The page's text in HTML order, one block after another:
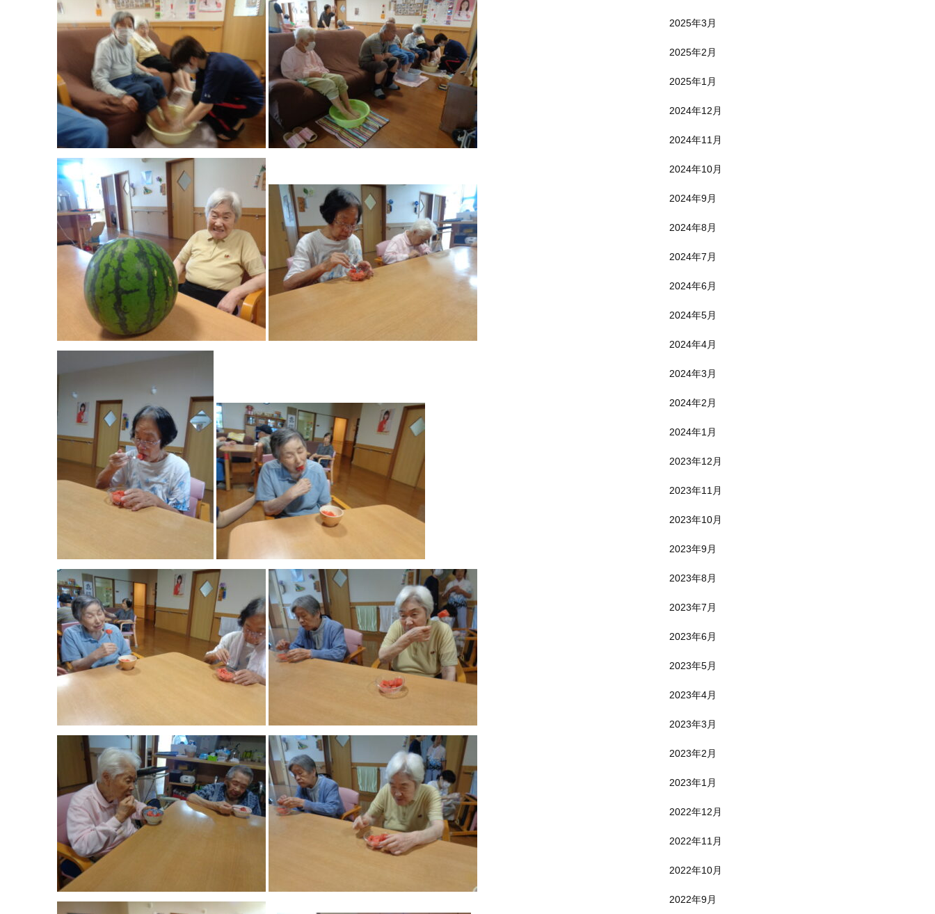
2025年3月
2025年2月
2025年1月
2024年12月
2024年11月
2024年10月
2024年9月
2024年8月
2024年7月
2024年6月
2024年5月
2024年4月
2024年3月
2024年2月
2024年1月
2023年12月
2023年11月
2023年10月
2023年9月
2023年8月
2023年7月
2023年6月
2023年5月
2023年4月
2023年3月
2023年2月
2023年1月
2022年12月
2022年11月
2022年10月
2022年9月